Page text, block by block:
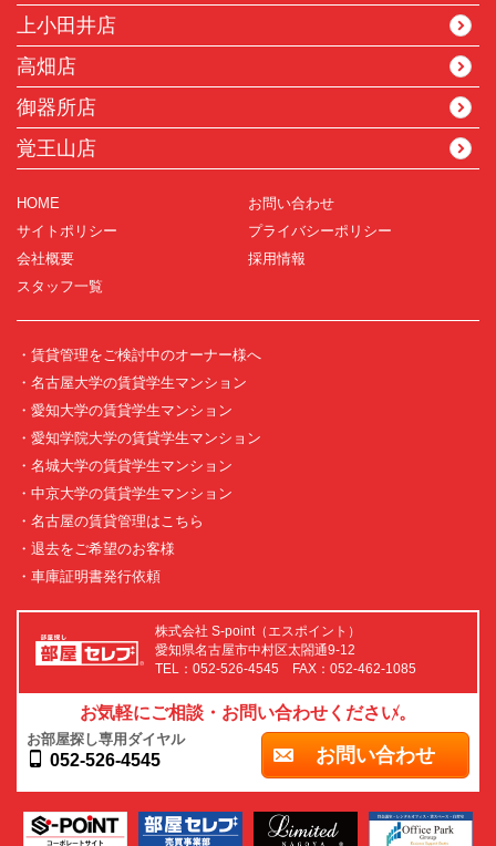
上小田井店
高畑店
御器所店
覚王山店
HOME
お問い合わせ
サイトポリシー
プライバシーポリシー
会社概要
採用情報
スタッフ一覧
・賃貸管理をご検討中のオーナー様へ
・名古屋大学の賃貸学生マンション
・愛知大学の賃貸学生マンション
・愛知学院大学の賃貸学生マンション
・名城大学の賃貸学生マンション
・中京大学の賃貸学生マンション
・名古屋の賃貸管理はこちら
・退去をご希望のお客様
・車庫証明書発行依頼
株式会社 S-point（エスポイント）
愛知県名古屋市中村区太閤通9-12
TEL：052-526-4545 FAX：052-462-1085
お気軽にご相談・お問い合わせください。
お部屋探し専用ダイヤル
052-526-4545 お問い合わせ